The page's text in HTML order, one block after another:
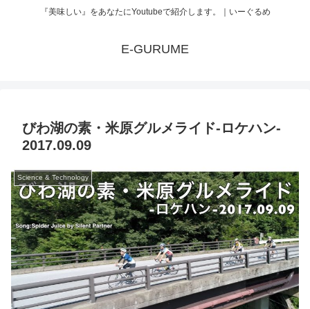
『美味しい』をあなたにYoutubeで紹介します。｜いーぐるめ
E-GURUME
びわ湖の素・米原グルメライド-ロケハン-
2017.09.09
Science & Technology